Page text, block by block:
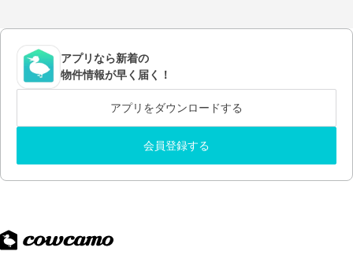
アプリなら新着の
物件情報が早く届く！
アプリをダウンロードする
会員登録する